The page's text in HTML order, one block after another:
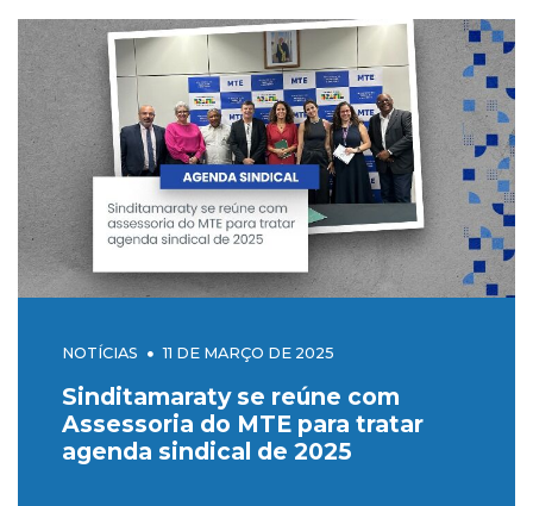
NOTÍCIAS 11 DE MARÇO DE 2025
Sinditamaraty se reúne com
Assessoria do MTE para tratar
agenda sindical de 2025